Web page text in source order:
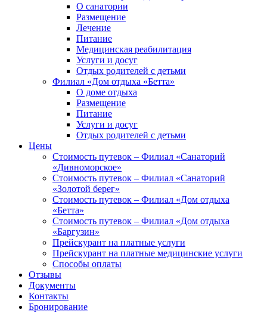
О санатории
Размещение
Лечение
Питание
Медицинская реабилитация
Услуги и досуг
Отдых родителей с детьми
Филиал «Дом отдыха «Бетта»
О доме отдыха
Размещение
Питание
Услуги и досуг
Отдых родителей с детьми
Цены
Стоимость путевок – Филиал «Санаторий
«Дивноморское»
Стоимость путевок – Филиал «Санаторий
«Золотой берег»
Стоимость путевок – Филиал «Дом отдыха
«Бетта»
Стоимость путевок – Филиал «Дом отдыха
«Баргузин»
Прейскурант на платные услуги
Прейскурант на платные медицинские услуги
Способы оплаты
Отзывы
Документы
Контакты
Бронирование